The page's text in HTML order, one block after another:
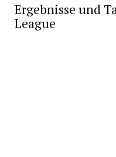
Ergebnisse und
League